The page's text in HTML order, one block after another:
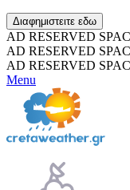
Διαφημιστειτε εδω
AD RESERVED
AD RESERVED
AD RESERVED
Menu